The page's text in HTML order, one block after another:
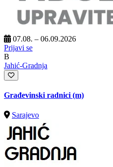
07.08. – 06.09.2026
Prijavi se
B
Jahić-Gradnja
Građevinski radnici (m)
Sarajevo